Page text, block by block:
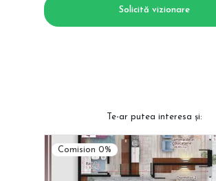
Solicită vizionare
Te-ar putea interesa și:
Comision 0%